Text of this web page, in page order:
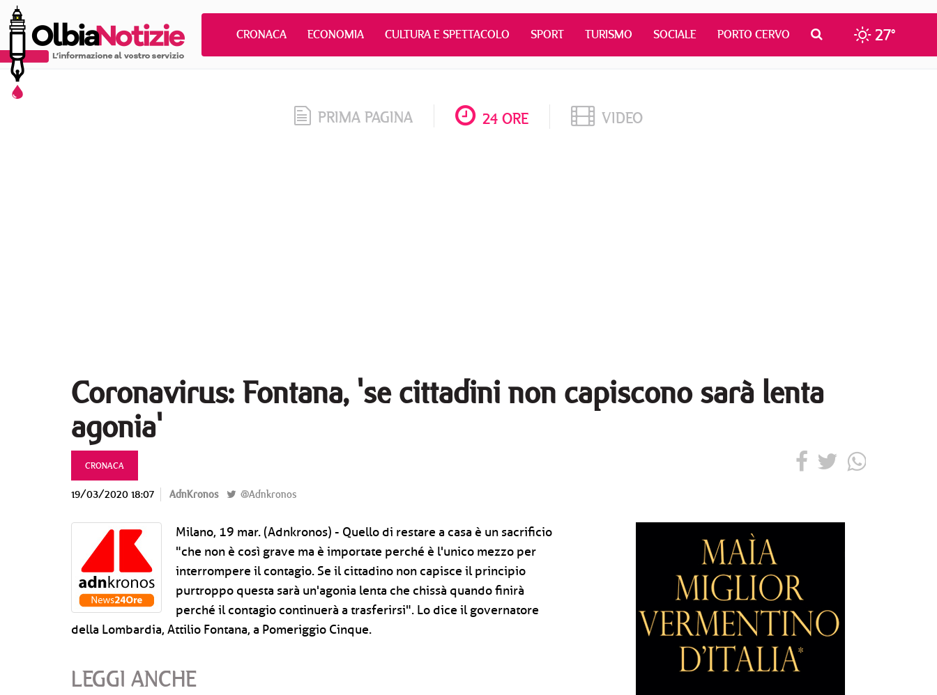
CRONACA ECONOMIA CULTURA E SPETTACOLO SPORT TURISMO SOCIALE PORTO CERVO 27°
PRIMA PAGINA 24 ORE VIDEO
Coronavirus: Fontana, 'se cittadini non capiscono sarà lenta
agonia'
CRONACA
19/03/2020 18:07 AdnKronos @Adnkronos
Milano, 19 mar. (Adnkronos) - Quello di restare a casa è un sacrificio
"che non è così grave ma è importate perché è l'unico mezzo per
interrompere il contagio. Se il cittadino non capisce il principio
purtroppo questa sarà un'agonia lenta che chissà quando finirà
perché il contagio continuerà a trasferirsi". Lo dice il governatore
della Lombardia, Attilio Fontana, a Pomeriggio Cinque.
LEGGI ANCHE